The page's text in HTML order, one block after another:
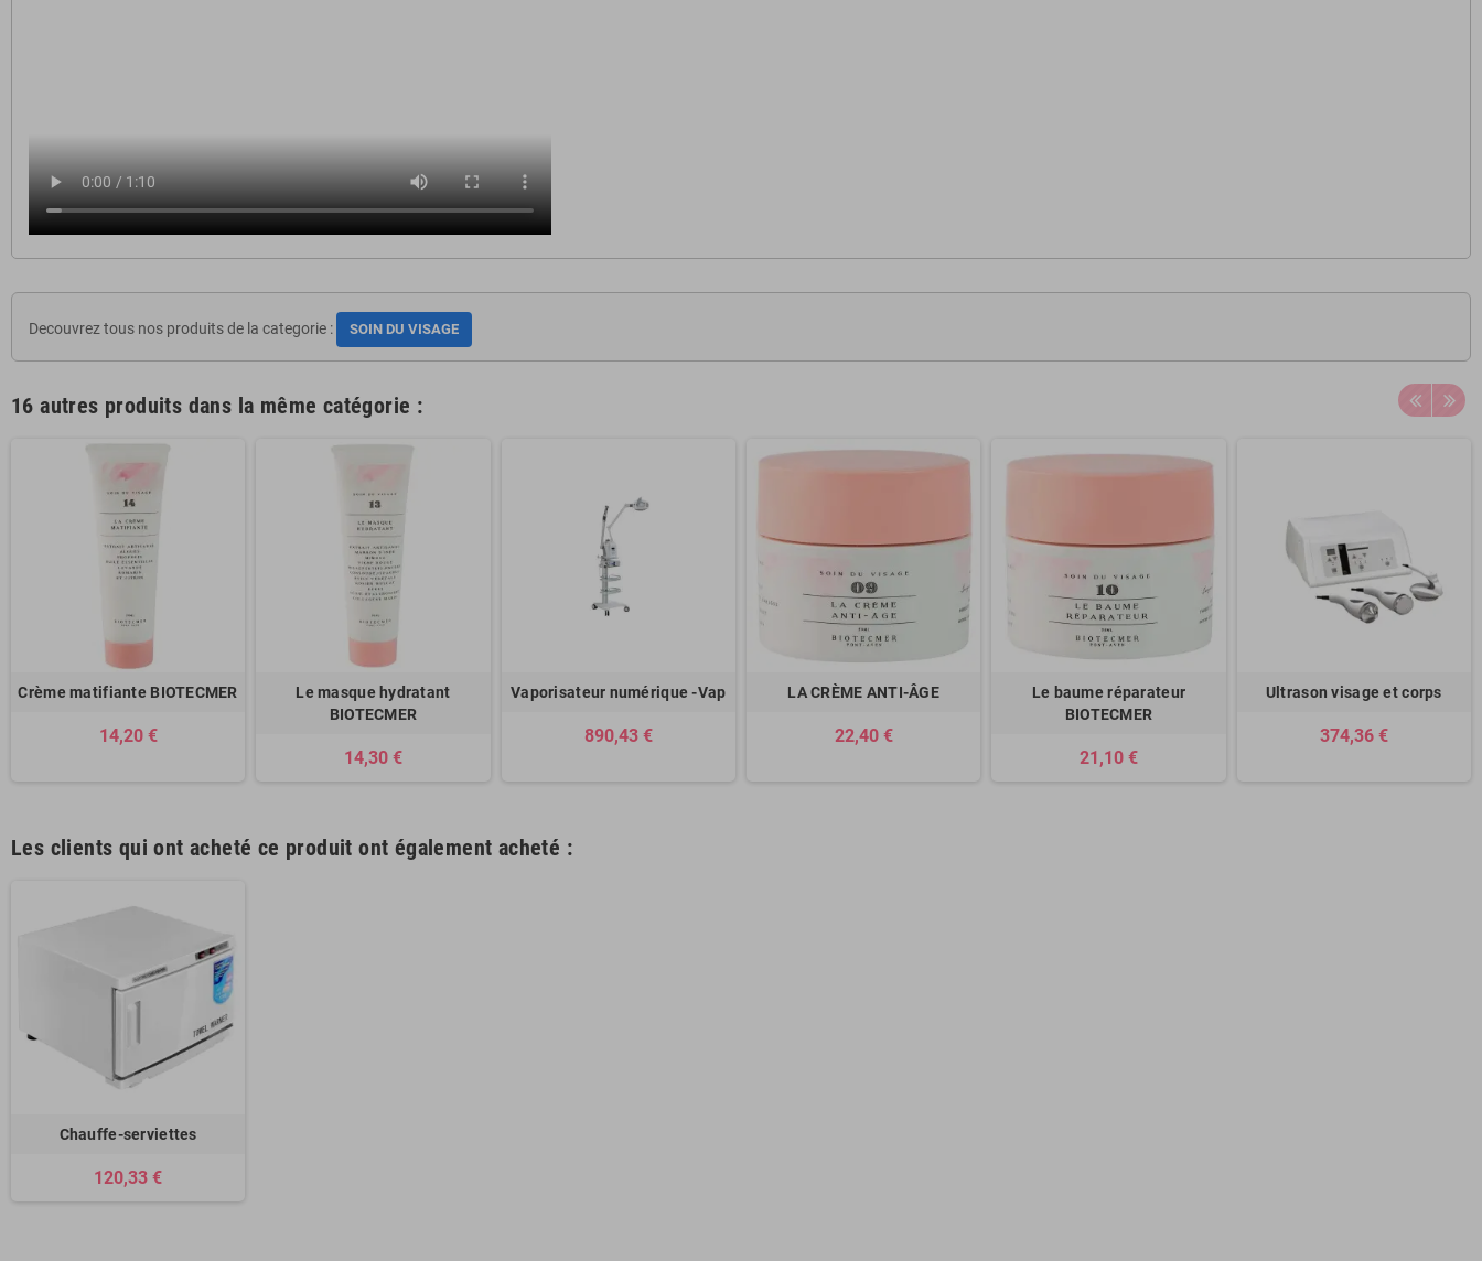
Decouvrez tous nos produits de la categorie : SOIN DU VISAGE
16 autres produits dans la même catégorie :
Crème matifiante BIOTECMER
14,20 €
Le masque hydratant
BIOTECMER
14,30 €
Vaporisateur numérique -Vap
890,43 €
LA CRÈME ANTI-ÂGE
22,40 €
Le baume réparateur
BIOTECMER
21,10 €
Ultrason visage et corps
374,36 €
Les clients qui ont acheté ce produit ont également acheté :
Chauffe-serviettes
120,33 €